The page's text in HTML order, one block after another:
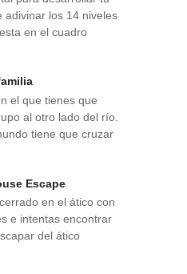
adivinar los 14 niveles
en el cuadro
el que tienes que
al otro lado del río.
tiene que cruzar
Escape
en el ático con
e intentas encontrar
del ático